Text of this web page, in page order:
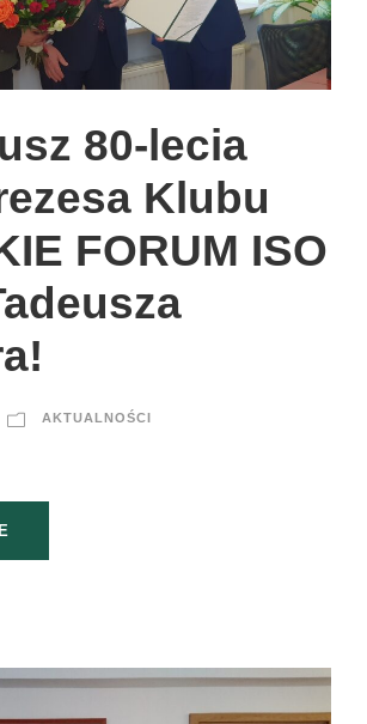
80-lecia
Klubu
FORUM ISO
AKTUALNOŚCI